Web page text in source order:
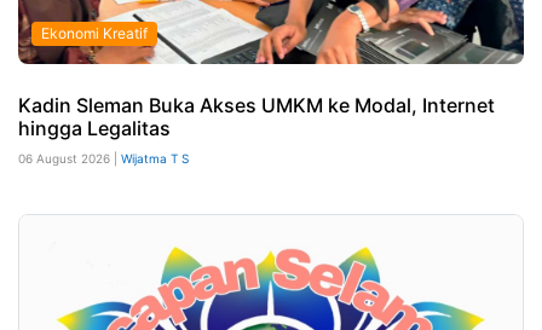
Ekonomi Kreatif
Kadin Sleman Buka Akses UMKM ke Modal, Internet
hingga Legalitas
06 August 2026 | Wijatma T S